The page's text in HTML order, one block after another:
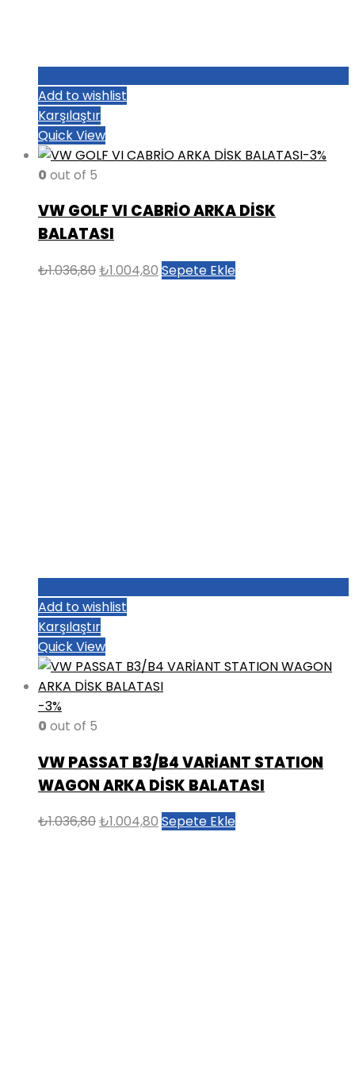
Add to wishlist
Karşılaştır
Quick View
-3%
0 out of 5
VW GOLF VI CABRİO ARKA DİSK
BALATASI
₺1.036,80Orijinal
₺1.004,80 Şu
Sepete Ekle
Add to wishlist
Karşılaştır
Quick View
-3%
0 out of 5
VW PASSAT B3/B4 VARİANT STATION
WAGON ARKA DİSK BALATASI
₺1.036,80Orijinal
₺1.004,80 Şu
Sepete Ekle